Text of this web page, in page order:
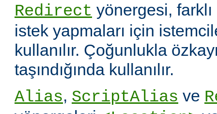
Redirect yönergesi,
istek yapmaları için
kullanılır. Çoğunlukla
taşındığında kullanılır.
Alias, ScriptAlias ve